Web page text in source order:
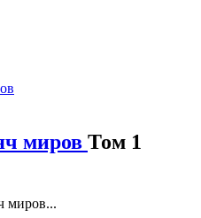
миров Том 1
миров...